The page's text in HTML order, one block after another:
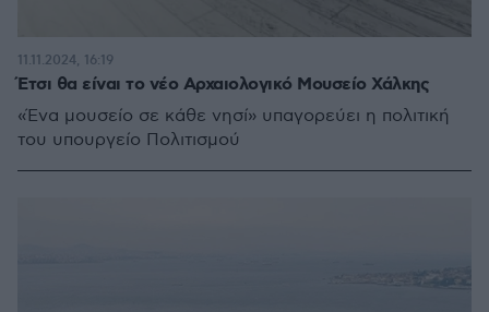
Έτσι θα είναι το νέο Αρχαιολογικό Μουσείο Χάλκης
«Ένα μουσείο σε κάθε νησί» υπαγορεύει η πολιτική
του υπουργείο Πολιτισμού
11.11.2024, 16:19